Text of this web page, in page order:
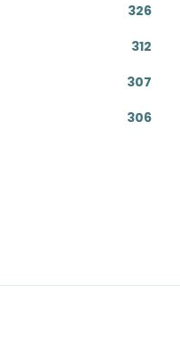
326
312
307
306